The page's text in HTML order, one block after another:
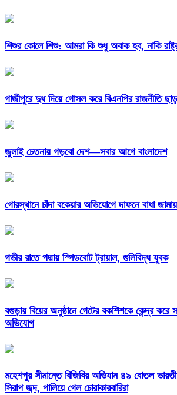
শিশুর কোলে শিশু: আমরা কি শুধু অবাক হব, নাকি
গাজীপুরে দুধ দিয়ে গোসল করে বিএনপির রাজনীতি
জুলাই চেতনায় গড়বো দেশ—সবার আগে বাংলাদেশ
গোরস্থানে চাঁদা বকেয়ার অভিযোগে দাফনে বাধা
গভীর রাতে পদ্মায় স্পিডবোট ট্রায়াল, গুলিবিদ্ধ যুবক
বগুড়ায় বিয়ের অনুষ্ঠানে গেটের বকশিশকে কেন্দ্র করে
অভিযোগ
মহেশপুর সীমান্তে বিজিবির অভিযান ৪৯ বোতল
সিরাপ জব্দ, পালিয়ে গেল চোরাকারবারিরা